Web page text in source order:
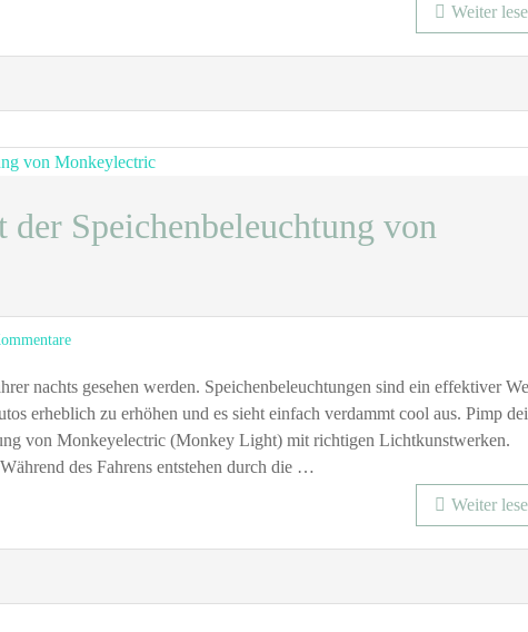
Weiter
Speichenbeleuchtung von
zu
dein
Fahrrad
mit
Speichenbeleuchtung
nachts gesehen werden. Speichenbeleuchtungen sind ein effektiver
erheblich zu erhöhen und es sieht einfach verdammt cool aus. Pimp
von Monkeyelectric (Monkey Light) mit richtigen Lichtkunstwerken.
des Fahrens entstehen durch die …
Weiter